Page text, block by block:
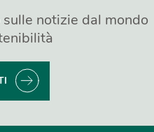
notizie dal mondo